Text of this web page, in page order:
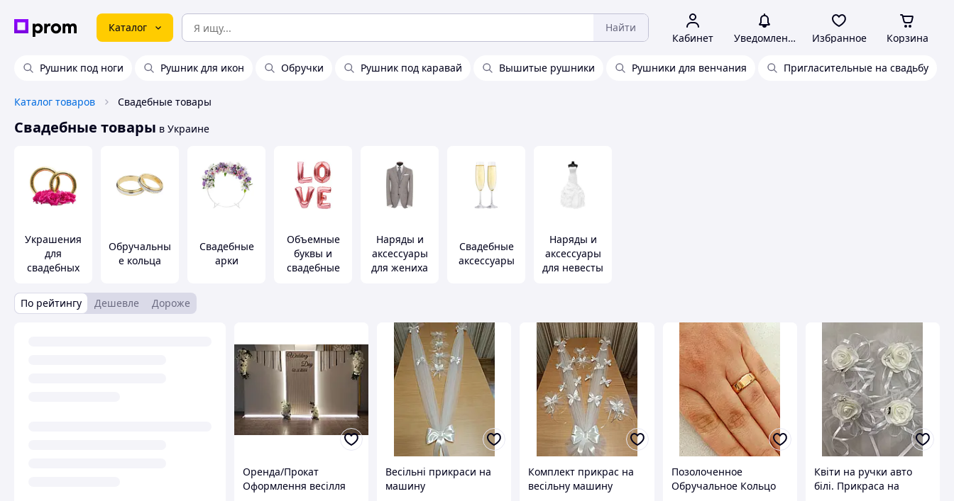
Каталог Найти
Кабинет Уведомления Избранное Корзина
Рушник под ноги Рушник для икон Обручки Рушник под каравай Вышитые рушники Рушники для венчания Пригласительные на свадьбу
Каталог товаров Свадебные товары
Свадебные товары в Украине
Украшения
для
свадебных
Обручальны
е кольца
Свадебные
арки
Объемные
буквы и
свадебные
Наряды и
аксессуары
для жениха
Свадебные
аксессуары
Наряды и
аксессуары
для невесты
По рейтингу Дешевле Дороже
Оренда/Прокат
Оформлення весілля
Весільні прикраси на
машину
Комплект прикрас на
весільну машину
Позолоченное
Обручальное Кольцо
Квіти на ручки авто
білі. Прикраса на